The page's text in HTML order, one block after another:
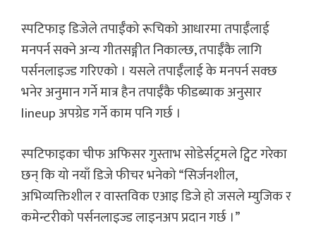
स्पटिफाइ डिजेले तपाईँको रूचिको आधारमा तपाईँलाई
मनपर्न सक्ने अन्य गीतसङ्गीत निकाल्छ, तपाईँकै लागि
पर्सनलाइज्ड गरिएको । यसले तपाईँलाई के मनपर्न सक्छ
भनेर अनुमान गर्ने मात्र हैन तपाईँकै फीडब्याक अनुसार
lineup अपग्रेड गर्ने काम पनि गर्छ ।
स्पटिफाइका चीफ अफिसर गुस्ताभ सोडेर्सट्रमले ट्विट गरेका
छन् कि यो नयाँ डिजे फीचर भनेको “सिर्जनशील,
अभिव्यक्तिशील र वास्तविक एआइ डिजे हो जसले म्युजिक र
कमेन्टरीको पर्सनलाइज्ड लाइनअप प्रदान गर्छ ।”